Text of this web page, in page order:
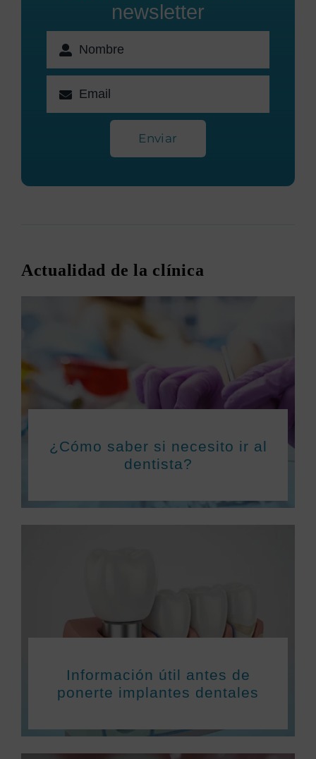
newsletter
Enviar
Actualidad de la clínica
¿Cómo saber si necesito ir al
dentista?
Información útil antes de
ponerte implantes dentales